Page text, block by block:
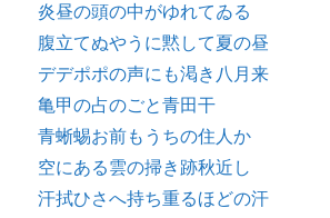
炎昼の頭の中がゆれてゐる
腹立てぬやうに黙して夏の昼
デデポポの声にも渇き八月来
亀甲の占のごと青田干
青蜥蜴お前もうちの住人か
空にある雲の掃き跡秋近し
汗拭ひさへ持ち重るほどの汗